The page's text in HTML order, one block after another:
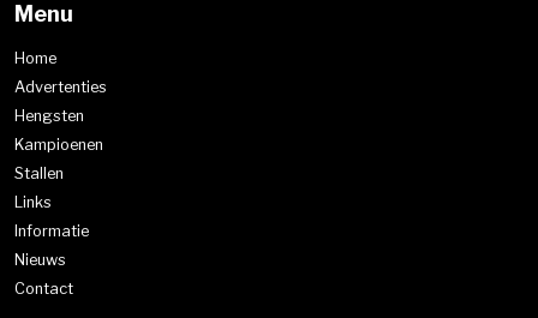
Menu
Home
Advertenties
Hengsten
Kampioenen
Stallen
Links
Informatie
Nieuws
Contact